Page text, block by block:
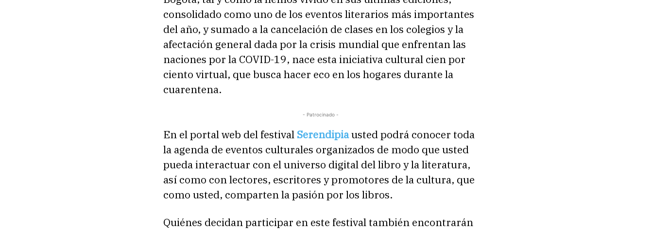
consolidado como uno de los eventos literarios más importantes
del año, y sumado a la cancelación de clases en los colegios y la
afectación general dada por la crisis mundial que enfrentan las
naciones por la COVID-19, nace esta iniciativa cultural cien por
ciento virtual, que busca hacer eco en los hogares durante la
cuarentena.
- Patrocinado -
En el portal web del festival Serendipiausted podrá conocer toda
la agenda de eventos culturales organizados de modo que usted
pueda interactuar con el universo digital del libro y la literatura,
así como con lectores, escritores y promotores de la cultura, que
como usted, comparten la pasión por los libros.
Quiénes decidan participar en este festival también encontrarán